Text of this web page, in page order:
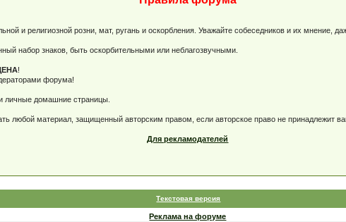
и религиозной розни, мат, ругань и оскорбления. Уважайте собеседников и их мнение,
набор знаков, быть оскорбительными или неблагозвучными.
!
форума!
личные домашние страницы.
любой материал, защищенный авторским правом, если авторское право не принадлежит
Для рекламодателей
Текстовая версия
Реклама на форуме